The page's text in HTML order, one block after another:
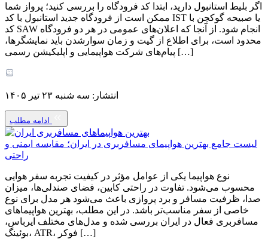
اگر بلیط استانبول دارید، ابتدا کد فرودگاه را بررسی کنید؛ پرواز شما
ممکن است از فرودگاه جدید استانبول با کد IST یا صبیحه گوکچن با
کد SAW انجام شود. از آنجا که اعلان‌های عمومی در هر دو فرودگاه
محدود است، برای اطلاع از گیت و زمان سوارشدن باید نمایشگرها،
پیام‌های شرکت هواپیمایی و اپلیکیشن رسمی […]
انتشار: سه شنبه ۲۳ تیر ۱۴۰۵
ادامه مطلب
لیست جامع بهترین هواپیمای مسافربری در ایران؛ مقایسه ایمنی و
راحتی
نوع هواپیما یکی از عوامل مؤثر در کیفیت تجربه سفر هوایی
محسوب می‌شود. تفاوت در راحتی کابین، فضای صندلی‌ها، میزان
صدا، ظرفیت مسافر و برد پروازی باعث می‌شود هر مدل برای نوع
خاصی از سفر مناسب‌تر باشد. در این مطلب، بهترین هواپیماهای
مسافربری فعال در ایران بررسی شده و مدل‌های مختلف ایرباس،
بوئینگ، ATR، فوکر […]